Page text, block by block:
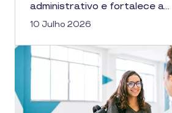
administrativo e fortalece a…
10 Julho 2026